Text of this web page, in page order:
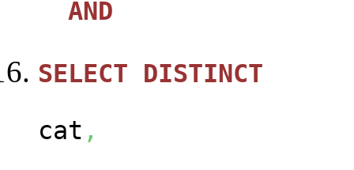
AND
SELECT
DISTINCT
cat ,